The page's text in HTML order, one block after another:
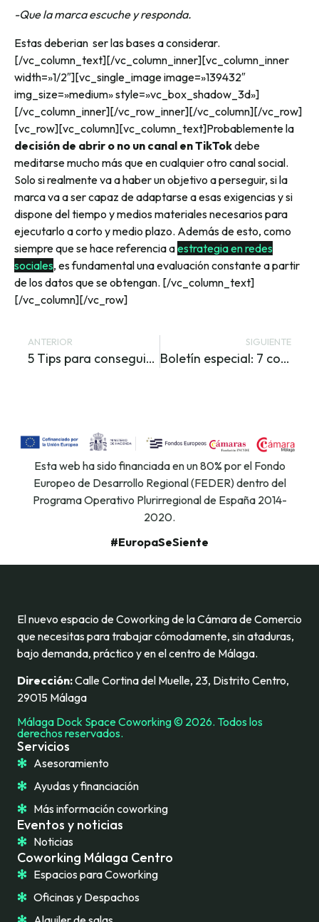
-Que la marca escuche y responda.
Estas deberian ser las bases a considerar.
[/vc_column_text][/vc_column_inner][vc_column_inner
width=»1/2″][vc_single_image image=»139432″
img_size=»medium» style=»vc_box_shadow_3d»]
[/vc_column_inner][/vc_row_inner][/vc_column][/vc_row]
[vc_row][vc_column][vc_column_text]Probablemente la
decisión de abrir o no un canal en TikTokdebe
meditarse mucho más que en cualquier otro canal social.
Solo si realmente va a haber un objetivo a perseguir, si la
marca va a ser capaz de adaptarse a esas exigencias y si
dispone del tiempo y medios materiales necesarios para
ejecutarlo a corto y medio plazo. Además de esto, como
siempre que se hace referencia aestrategia en redes
sociales, es fundamental una evaluación constante a partir
de los datos que se obtengan. [/vc_column_text]
[/vc_column][/vc_row]
ANTERIOR
5 Tips para conseguir una UX que enamore en la home de tu empresa
SIGUIENTE
Boletín especial: 7 consejos para un black friday sin sustos
Esta web ha sido financiada en un 80% por el Fondo
Europeo de Desarrollo Regional (FEDER) dentro del
Programa Operativo Plurirregional de España 2014-
2020.
#EuropaSeSiente
Coworking Málaga Centro
Espacios para Coworking
Oficinas y Despachos
Servicios
Asesoramiento
Ayudas y financiación
Más información coworking
Eventos y noticias
Noticias
El nuevo espacio de Coworking de la Cámara de Comercio
que necesitas para trabajar cómodamente, sin ataduras,
bajo demanda, práctico y en el centro de Málaga.
Dirección:Calle Cortina del Muelle, 23, Distrito Centro,
29015 Málaga
Málaga Dock Space Coworking © 2026. Todos los
derechos reservados.